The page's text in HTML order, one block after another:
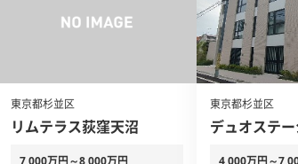
東京都杉並区
リムテラス荻窪天沼
7,000万円～8,000万円
東京都杉並区
デュオステ
4,000万円～